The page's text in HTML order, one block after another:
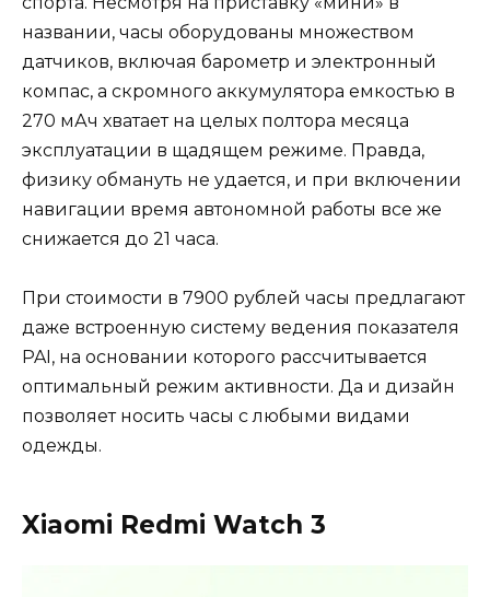
названии, часы оборудованы множеством
датчиков, включая барометр и электронный
компас, а скромного аккумулятора емкостью в
270 мАч хватает на целых полтора месяца
эксплуатации в щадящем режиме. Правда,
физику обмануть не удается, и при включении
навигации время автономной работы все же
снижается до 21 часа.
При стоимости в 7900 рублей часы предлагают
даже встроенную систему ведения показателя
PAI, на основании которого рассчитывается
оптимальный режим активности. Да и дизайн
позволяет носить часы с любыми видами
одежды.
Xiaomi Redmi Watch 3